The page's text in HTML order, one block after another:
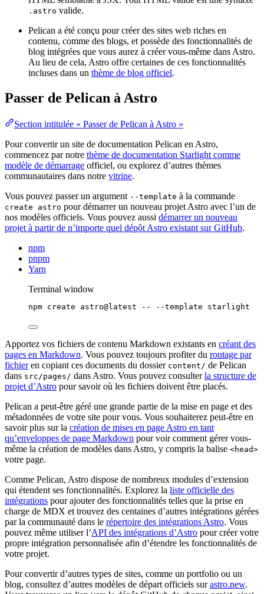
.astro valide.
Pelican a été conçu pour créer des sites web riches en
contenu, comme des blogs, et possède des fonctionnalités de
blog intégrées que vous aurez à créer vous-même dans Astro.
Au lieu de cela, Astro offre certaines de ces fonctionnalités
incluses dans un thème de blog officiel.
Passer de Pelican à Astro
Section intitulée « Passer de Pelican à Astro »
Pour convertir un site de documentation Pelican en Astro,
commencez par notre thème de documentation Starlight comme
modèle de démarrage officiel, ou explorez d’autres thèmes
communautaires dans notre vitrine.
Vous pouvez passer un argument --template à la commande
create astro pour démarrer un nouveau projet Astro avec l’un de
nos modèles officiels. Vous pouvez aussi démarrer un nouveau
projet à partir de n’importe quel dépôt Astro existant sur GitHub.
npm
pnpm
Yarn
Terminal window
npm create astro@latest -- --template starlight
Apportez vos fichiers de contenu Markdown existants en créant des
pages en Markdown. Vous pouvez toujours profiter du routage par
fichieren copiant ces documents du dossier content/ de Pelican
dans src/pages/ dans Astro. Vous pouvez consulterla structure de
projet d’Astro pour savoir où les fichiers doivent être placés.
Pelican a peut-être géré une grande partie de la mise en page et des
métadonnées de votre site pour vous. Vous souhaiterez peut-être en
savoir plus sur la création de mises en page Astro en tant
qu’enveloppes de page Markdown pour voir comment gérer vous-
même la création de modèles dans Astro, y compris la balise <head>
votre page.
Comme Pelican, Astro dispose de nombreux modules d’extension
qui étendent ses fonctionnalités. Explorez la liste officielle des
intégrations pour ajouter des fonctionnalités telles que la prise en
charge de MDX et trouvez des centaines d’autres intégrations gérées
par la communauté dans le répertoire des intégrations Astro. Vous
pouvez même utiliser l’API des intégrations d’Astro pour créer votre
propre intégration personnalisée afin d’étendre les fonctionnalités de
votre projet.
Pour convertir d’autres types de sites, comme un portfolio ou un
blog, consultez d’autres modèles de départ officiels surastro.new.